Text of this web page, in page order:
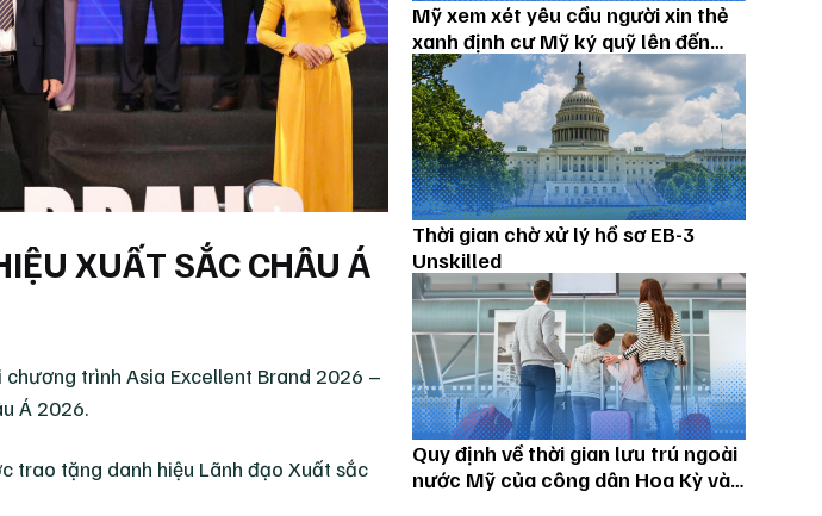
XUẤT SẮC CHÂU Á
trình Asia Excellent Brand 2026 –
Á 2026.
trao tặng danh hiệu Lãnh đạo Xuất sắc
Mỹ xem xét yêu cầu người xin thẻ
xanh định cư Mỹ ký quỹ lên đến
100.000 USD
Thời gian chờ xử lý hồ sơ EB-3
Unskilled
Quy định về thời gian lưu trú ngoài
nước Mỹ của công dân Hoa Kỳ và